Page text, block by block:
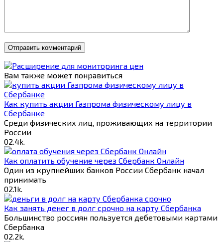
Вам также может понравиться
Как купить акции Газпрома физическому лицу в
Сбербанке
Среди физических лиц, проживающих на территории
России
02.4k.
Как оплатить обучение через Сбербанк Онлайн
Один из крупнейших банков России Сбербанк начал
принимать
02.1k.
Как занять денег в долг срочно на карту Сбербанка
Большинство россиян пользуется дебетовыми картами
Сбербанка
02.2k.